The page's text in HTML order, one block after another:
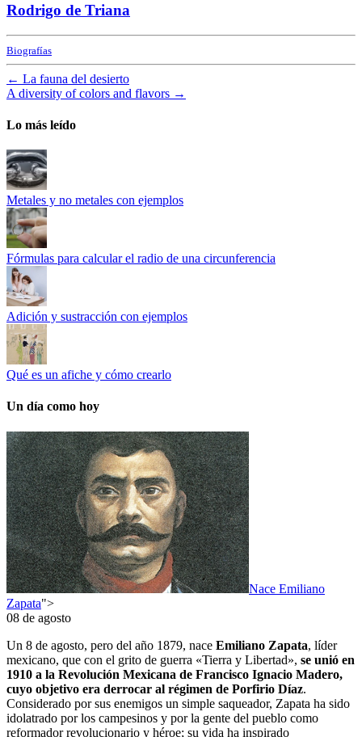
Rodrigo de Triana
Biografías
← La fauna del desierto
A diversity of colors and flavors →
Lo más leído
Metales y no metales con ejemplos
Fórmulas para calcular el radio de una circunferencia
Adición y sustracción con ejemplos
Qué es un afiche y cómo crearlo
Un día como hoy
Nace Emiliano
Zapata">
08 de agosto
Un 8 de agosto, pero del año 1879, nace Emiliano Zapata, líder
mexicano, que con el grito de guerra «Tierra y Libertad», se unió en
1910 a la Revolución Mexicana de Francisco Ignacio Madero,
cuyo objetivo era derrocar al régimen de Porfirio Díaz.
Considerado por sus enemigos un simple saqueador, Zapata ha sido
idolatrado por los campesinos y por la gente del pueblo como
reformador revolucionario y héroe; su vida ha inspirado